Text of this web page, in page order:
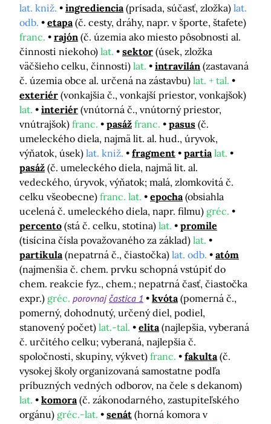
lat. kniž.
ingrediencia (prísada, súčasť, zložka) lat.
odb.
etapa (č. cesty, dráhy, napr. v športe, štafete)
franc.
rajón (č. územia ako miesto pôsobnosti al.
činnosti niekoho) lat. sektor (úsek, zložka
väčšieho celku, činnosti) lat. intravilán (zastavaná
č. územia obce al. určená na zástavbu) lat. + tal.
exteriér (vonkajšia č., vonkajší priestor, vonkajšok)
lat.
interiér (vnútorná č., vnútorný priestor,
vnútrajšok) franc. pasáž franc. pasus (č.
umeleckého diela, najmä lit. al. hud., úryvok,
výňatok, úsek) lat. kniž. fragment partia lat.
pasáž (č. umeleckého diela, najmä lit. al.
vedeckého, úryvok, výňatok; malá, zlomkovitá č.
celku všeobecne) franc. lat. epocha (obsiahla
ucelená č. umeleckého diela, napr. filmu) gréc.
percento (stá č. celku, stotina) lat.
promile
(tisícina čísla považovaného za základ) lat.
partikula (nepatrná č., čiastočka) lat. odb.
atóm
(najmenšia č. chem. prvku schopná vstúpiť do
chem. reakcie fyz., chem.; nepatrná časť, čiastočka
expr.) gréc. porovnajčastica 1 kvóta (pomerná č.,
pomerný, dohodnutý, určený diel, podiel,
stanovený počet) lat.-tal. elita (najlepšia, vyberaná
č. určitého celku; vyberaná, najlepšia č.
spoločnosti, skupiny, výkvet) franc. fakulta (č.
vysokej školy organizovaná samostatne podľa
príbuzných vedných odborov, na čele s dekanom)
lat.
komora (č. zákonodarného, zastupiteľského
orgánu) gréc.-lat. senát (horná komora v